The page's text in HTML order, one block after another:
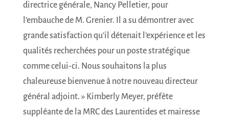
directrice générale, Nancy Pelletier, pour
l’embauche de M. Grenier. Il a su démontrer avec
grande satisfaction qu’il détenait l’expérience et les
qualités recherchées pour un poste stratégique
comme celui-ci. Nous souhaitons la plus
chaleureuse bienvenue à notre nouveau directeur
général adjoint. » Kimberly Meyer, préfète
suppléante de la MRC des Laurentides et mairesse